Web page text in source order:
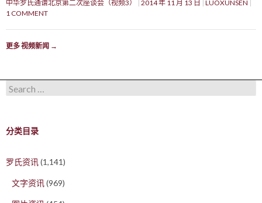
中华罗氏通谱北京第二次座谈会（视频3） 2014 年 11 月 13 日
LUOXUNSEN
1 COMMENT
更多 视频新闻 →
Search for:
分类目录
罗氏资讯(1,141)
文字资讯(969)